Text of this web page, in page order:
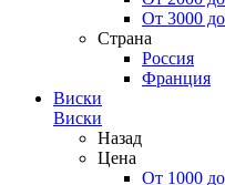
От 3000
Страна
Россия
Франция
Виски
Виски
Назад
Цена
От 1000